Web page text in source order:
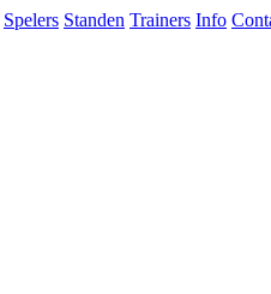
Spelers Standen Trainers Info